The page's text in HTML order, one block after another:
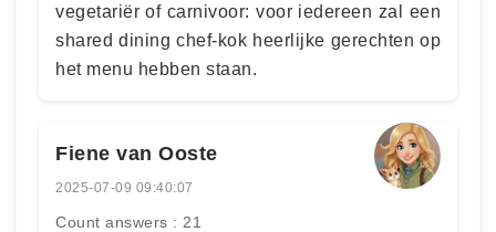
vegetariër of carnivoor: voor iedereen zal een
shared dining chef-kok heerlijke gerechten op
het menu hebben staan.
Fiene van Ooste
2025-07-09 09:40:07
Count answers : 21